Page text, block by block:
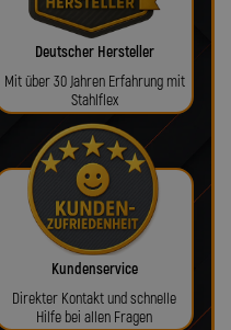
Deutscher Hersteller
Mit über 30 Jahren Erfahrung mit
Stahlflex
Kundenservice
Direkter Kontakt und schnelle
Hilfe bei allen Fragen